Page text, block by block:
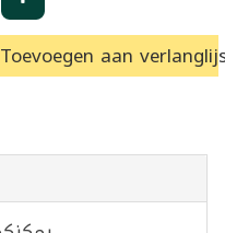
Toevoegen aan